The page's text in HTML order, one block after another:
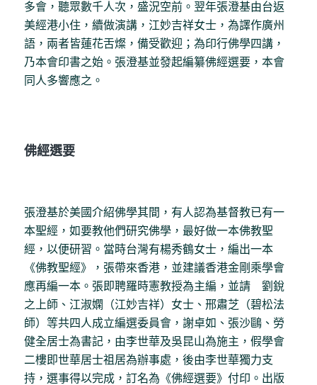
多會，聽眾數千人次，盛況空前。翌年張澄基由台返
美經港小住，續做演講，江妙吉祥女士，為譯作廣州
語，兩者皆蓮花舌燦，備受歡迎；為印行佛學四講，
乃本會印書之始。張澄基並發起編纂佛經選要，本會
同人多響應之。
佛經選要
張澄基於美國介紹佛學其間，有人認為基督教已有一
本聖經，如要教他們研究佛學，最好做一本佛教聖
經，以便研習。當時台灣有楊秀鶴女士，編出一本
《佛教聖經》，張帶來香港，並建議香港金剛乘學會
應再編一本。張即聘羅時憲教授為主編，並請 劉銳
之上師、江淑嫻（江妙吉祥）女士、邢肅芝（碧松法
師）等共四人成立編選委員會，謝卓如、張沙鷗、勞
健全居士為書記，由李世華及吳昆山為施主，假學會
二樓即世華居士祖居為辦事處，後由李世華獨力支
持，選事得以完成，訂名為《佛經選要》付印。出版